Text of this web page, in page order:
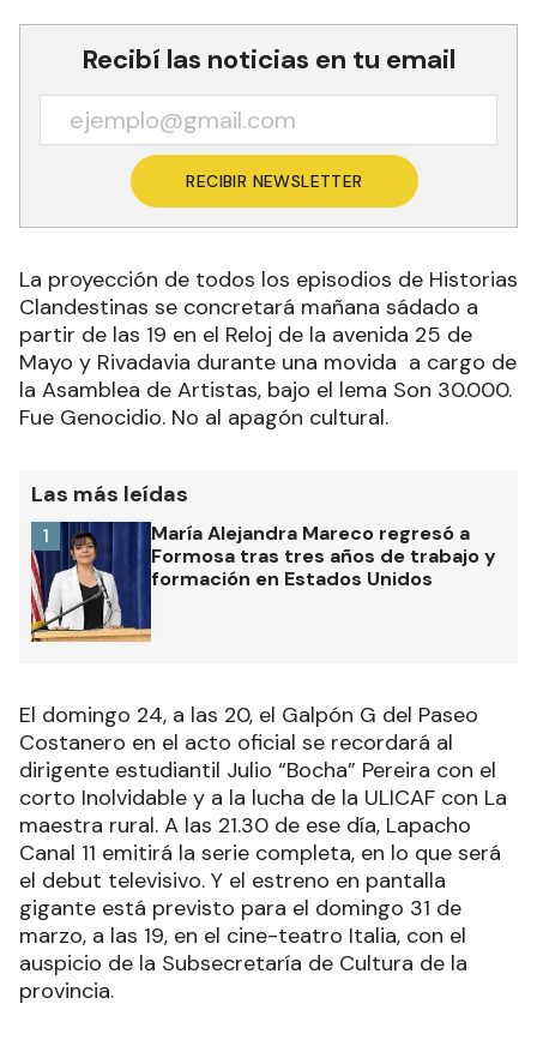
Recibí las noticias en tu email
RECIBIR NEWSLETTER
La proyección de todos los episodios de Historias
Clandestinas se concretará mañana sádado a
partir de las 19 en el Reloj de la avenida 25 de
Mayo y Rivadavia durante una movida a cargo de
la Asamblea de Artistas, bajo el lema Son 30.000.
Fue Genocidio. No al apagón cultural.
Las más leídas
María Alejandra Mareco regresó a
Formosa tras tres años de trabajo y
formación en Estados Unidos
1
El domingo 24, a las 20, el Galpón G del Paseo
Costanero en el acto oficial se recordará al
dirigente estudiantil Julio “Bocha” Pereira con el
corto Inolvidable y a la lucha de la ULICAF con La
maestra rural. A las 21.30 de ese día, Lapacho
Canal 11 emitirá la serie completa, en lo que será
el debut televisivo. Y el estreno en pantalla
gigante está previsto para el domingo 31 de
marzo, a las 19, en el cine-teatro Italia, con el
auspicio de la Subsecretaría de Cultura de la
provincia.